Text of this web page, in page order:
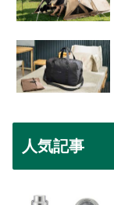
人気記事